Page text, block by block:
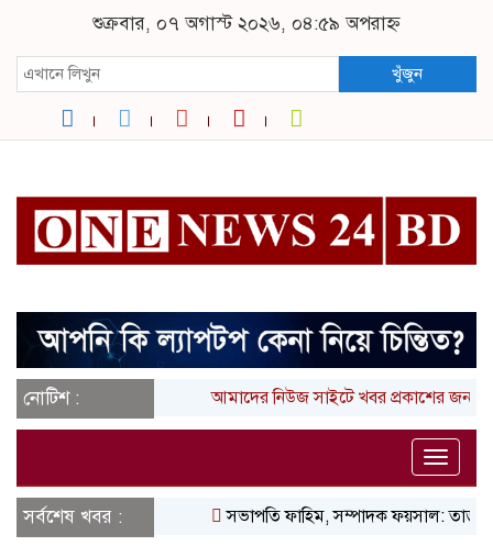
শুক্রবার, ০৭ অগাস্ট ২০২৬, ০৪:৫৯ অপরাহ্ন
খুঁজুন
নোটিশ : আমাদের নিউজ সাইটে খবর প্রকাশের
Toggle
সর্বশেষ খবর :
সভাপতি ফাহিম, সম্পাদক ফয়সাল: